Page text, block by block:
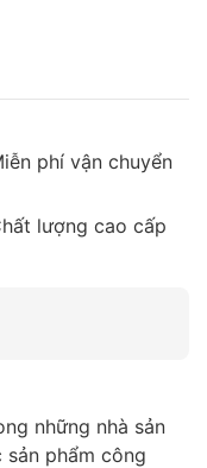
phí vận chuyển
lượng cao cấp
những nhà sản
phẩm công